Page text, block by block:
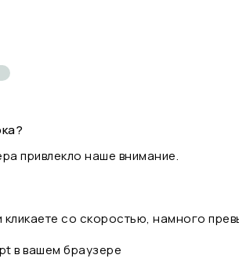
привлекло наше внимание.
кликаете со скоростью, намного
в вашем браузере